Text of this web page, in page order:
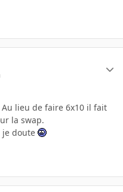
lieu de faire 6x10 il fait
la swap.
je doute